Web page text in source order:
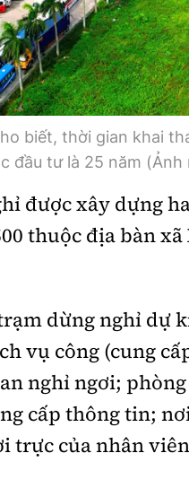
Bình
Hậu
360 độ
Video
Thời sự
Khám
Camera
Lăng
Giải trí
biết, thời gian khai
đầu tư là 25 năm (Ảnh
được xây dựng
thuộc địa bàn
dừng nghỉ dự
vụ công (cung
nghỉ ngơi;
cấp thông tin;
trực của nhân